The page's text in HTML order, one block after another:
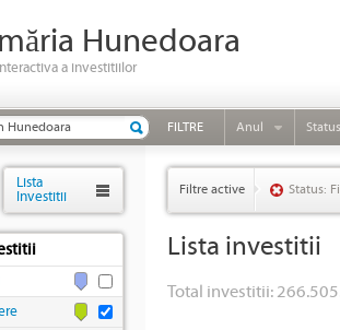
Hunedoara
a investitiilor
FILTRE Anul Status
Filtre active Status:
Lista investitii
Total investitii:
Lista
Investitii